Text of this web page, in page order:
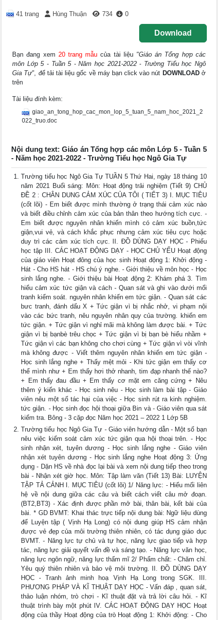
41 trang Hùng Thuận 734 0
Download
Bạn đang xem 20 trang mẫu của tài liệu "Giáo án Tổng hợp các
môn Lớp 5 - Tuần 5 - Năm học 2021-2022 - Trường Tiểu học Ngô
Gia Tự", để tải tài liệu gốc về máy bạn click vào nút DOWNLOADở
trên
Tài liệu đính kèm:
giao_an_tong_hop_cac_mon_lop_5_tuan_5_nam_hoc_2021_2
022_truo.doc
Nội dung text: Giáo án Tổng hợp các môn Lớp 5 - Tuần 5
- Năm học 2021-2022 - Trường Tiểu học Ngô Gia Tự
Trường tiểu học Ngô Gia Tự TUẦN 5 Thứ Hai, ngày 18 tháng 10
năm 2021 Buổi sáng: Môn: Hoạt động trải nghiệm (Tiết 9) CHỦ
ĐỀ 2 : CHÂN DUNG CẢM XÚC CỦA TÔI ( TIẾT 3) I. MỤC TIÊU
(cốt lõi) - Em biết được mình thường ở trạng thái cảm xúc nào
và biết điều chỉnh cảm xúc của bản thân theo hướng tích cực. -
Em biết được nguyên nhân khiến mình có cảm xúc buồn,tức
giận,vui vẻ, và cách khắc phục nhưng cảm xúc tiêu cực hoặc
duy trì các cảm xúc tích cực. II. ĐỒ DÙNG DẠY HỌC - Phiếu
học tập III. CÁC HOẠT ĐỘNG DẠY - HỌC CHỦ YẾU Hoạt động
của giáo viên Hoạt đông của học sinh Hoạt động 1: Khởi động -
Hát - Cho HS hát - HS chú ý nghe. - Giới thiệu về môn học - Học
sinh lắng nghe. - Giới thiệu bài Hoạt động 2: Khám phá 3. Tìm
hiểu cảm xúc tức giận và cách - Quan sát và ghi vào dưới mổi
tranh kiểm soát. nguyên nhân khiến em tức giận. - Quan sát các
bưc tranh, đánh dấu X + Tức giận vì bị nhắc nhở, vi phạm nội
vào các bức tranh, nêu nguyên nhân quy của trường. khiến em
tức giận. + Tức giận vì nghỉ mãi mà không làm được bài. + Tức
giận vì bị bạnbè trêu chọc + Tức giận vì bị bạn bè hiểu nhầm +
Tức giận vì các bạn không cho chơi cùng + Tức giận vì vòi vĩnh
mà không được - Viết thêm nguyên nhân khiến em tức giận -
Học sinh lắng nghe + Thấy mệt mỏi - Khi tức giận em thấy cơ
thể mình như + Em thấy hơi thở nhanh, tim đạp nhanh thế nào?
+ Em thấy đau đầu + Em thấy cơ mặt em căng cứng + Nêu
thêm ý kiến khác - Học sinh nêu - Học sinh làm bài tập - Giáo
viên nêu một số tác hại của việc - Học sinh rút ra kinh nghiệm.
tức giận. - Học sinh đọc hội thoại giữa Bin và - Giáo viên qua sát
kiểm tra. Bông - 3 cặp đọc Năm học 2021 – 2022 1 Lớp 5B
Trường tiểu học Ngô Gia Tự - Giáo viên hướng dẫn - Một số bạn
nêu việc kiểm soát cảm xúc tức giận qua hội thoại trên. - Học
sinh nhận xét, tuyên dương - Học sinh lắng nghe - Giáo viên
nhận xét tuyên dương - Học sinh lắng nghe Hoạt động 3: Ứng
dụng - Dặn HS về nhà đọc lại bài và xem nội dung tiếp theo trong
bài - Nhận xét giờ học. Môn: Tập làm văn (Tiết 13) Bài: LUYỆN
TẬP TẢ CẢNH I. MỤC TIÊU (cốt lõi) 1/ Năng lực: - Hiểu mối liên
hệ về nội dung giữa các câu và biết cách viết câu mở đoạn.
(BT2,BT3) - Xác định được phần mở bài, thân bài, kết bài của
bài. * GD BVMT: Khai thác trực tiếp nội dung bài: Ngữ liệu dùng
để Luyện tập ( Vịnh Hạ Long) có nội dung giúp HS cảm nhận
được vẻ đẹp của môi trường thiên nhiên, có tác dụng giáo dục
BVMT. - Năng lực tự chủ và tự học, năng lực giao tiếp và hợp
tác, năng lực giải quyết vấn đề và sáng tạo. - Năng lực văn học,
năng lực ngôn ngữ, năng lực thẩm mĩ 2/ Phẩm chất: - Chăm chỉ.
Yêu quý thiên nhiên và bảo vệ môi trường. II. ĐỒ DÙNG DẠY
HỌC - Tranh ảnh minh hoạ Vịnh Hạ Long trong SGK. III.
PHƯƠNG PHÁP VÀ KĨ THUẬT DẠY HỌC - Vấn đáp , quan sát,
thảo luận nhóm, trò chơi - Kĩ thuật đặt và trả lời câu hỏi. - Kĩ
thuật trình bày một phút IV. CÁC HOẠT ĐỘNG DẠY HỌC Hoạt
động của thầy Hoạt động của trò Hoạt động 1: Khởi động: - Cho